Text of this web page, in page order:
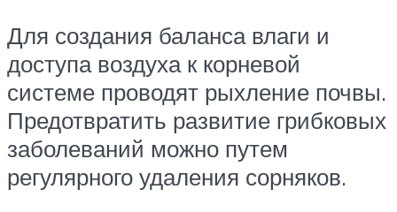
Для создания баланса влаги и
доступа воздуха к корневой
системе проводят рыхление почвы.
Предотвратить развитие грибковых
заболеваний можно путем
регулярного удаления сорняков.